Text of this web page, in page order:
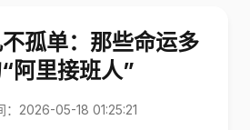
孤单：那些命运多
阿里接班人”
：2026-05-18 01:25:21